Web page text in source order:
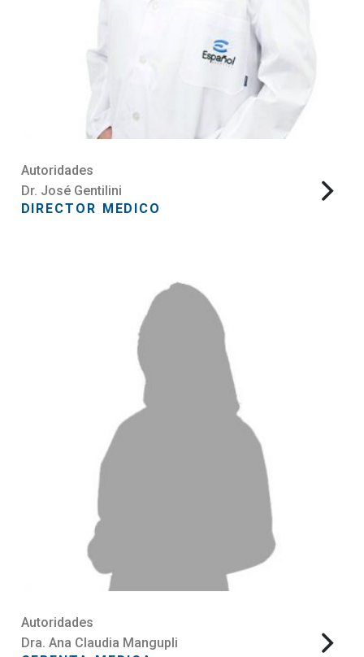
Autoridades
Dr. José Gentilini
DIRECTOR MEDICO
Autoridades
Dra. Ana Claudia Mangupli